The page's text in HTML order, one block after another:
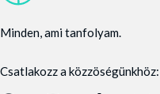
Minden, ami tanfolyam.
Csatlakozz a közzöségünkhöz: